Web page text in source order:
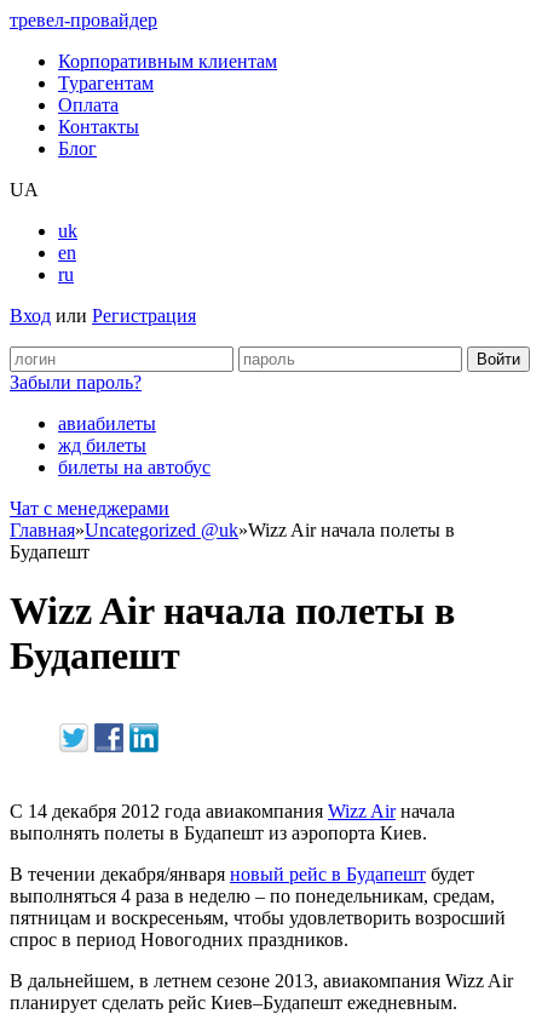
тревел-провайдер
Корпоративным клиентам
Турагентам
Оплата
Контакты
Блог
UA
uk
en
ru
Вход или Регистрация
Забыли пароль?
авиабилеты
жд билеты
билеты на автобус
Чат c менеджерами
Главная»Uncategorized @uk»Wizz Air начала полеты в
Будапешт
Wizz Air начала полеты в
Будапешт
С 14 декабря 2012 года авиакомпания Wizz Airначала
выполнять полеты в Будапешт из аэропорта Киев.
В течении декабря/января новый рейс в Будапешт будет
выполняться 4 раза в неделю – по понедельникам, средам,
пятницам и воскресеньям, чтобы удовлетворить возросший
спрос в период Новогодних праздников.
В дальнейшем, в летнем сезоне 2013, авиакомпания Wizz Air
планирует сделать рейс Киев–Будапешт ежедневным.